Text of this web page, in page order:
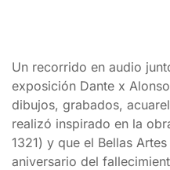
Un recorrido en audio
exposición Dante x
dibujos, grabados,
realizó inspirado en la
1321) y que el Bellas
aniversario del